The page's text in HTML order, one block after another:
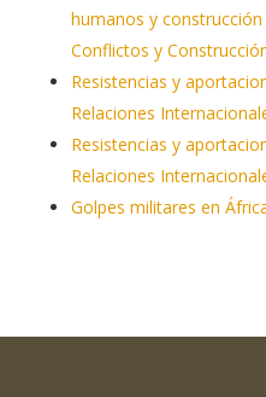
humanos y
Conflictos y
Resistencias y
Relaciones
Resistencias y
Relaciones
Golpes militares en